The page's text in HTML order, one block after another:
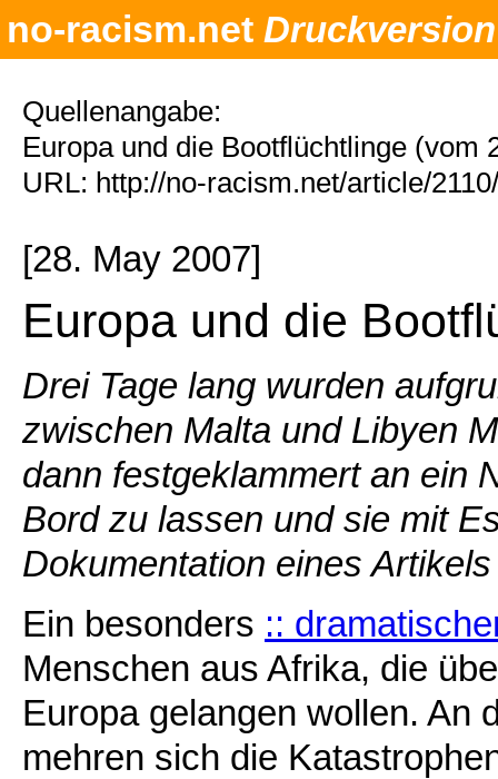
no-racism.net Druckversion
Quellenangabe:
Europa und die Bootflüchtlinge (vom
URL: http://no-racism.net/article/
[28. May 2007]
Europa und die
Drei Tage lang wurden
zwischen Malta und Libyen
dann festgeklammert an ein
Bord zu lassen und sie mit
Dokumentation eines
Ein besonders ::
Menschen aus Afrika, die
Europa gelangen wollen. An
mehren sich die